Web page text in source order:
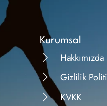
Kurumsal
Hakkımızda
Gizlilik
KVKK